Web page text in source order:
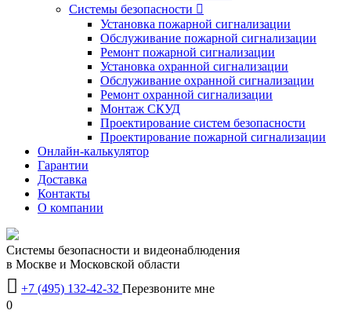
Системы безопасности 
Установка пожарной сигнализации
Обслуживание пожарной сигнализации
Ремонт пожарной сигнализации
Установка охранной сигнализации
Обслуживание охранной сигнализации
Ремонт охранной сигнализации
Монтаж СКУД
Проектирование систем безопасности
Проектирование пожарной сигнализации
Онлайн-калькулятор
Гарантии
Доставка
Контакты
О компании
Системы безопасности и видеонаблюдения
в Москве и Московской области
 +7 (495) 132-42-32 Перезвоните мне
0